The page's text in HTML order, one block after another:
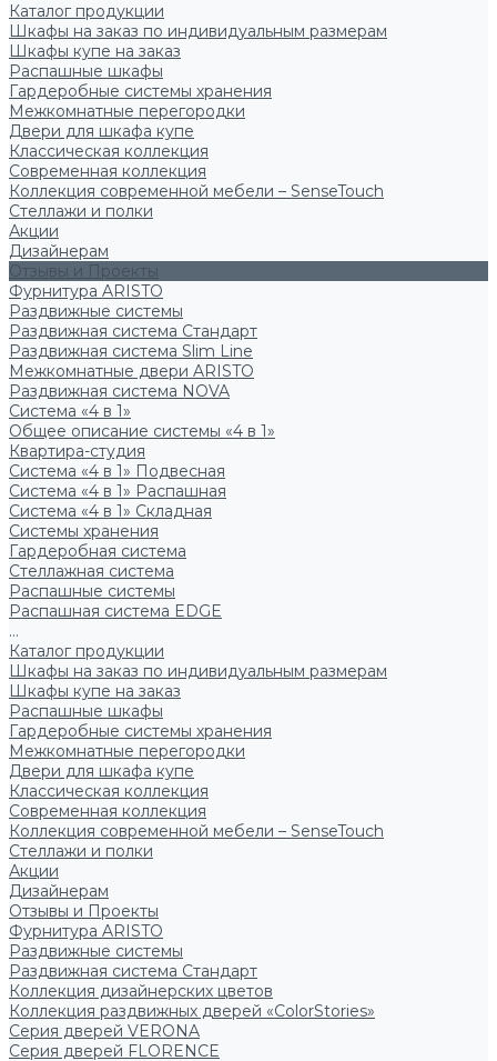
Каталог продукции
Шкафы на заказ по индивидуальным размерам
Шкафы купе на заказ
Распашные шкафы
Гардеробные системы хранения
Межкомнатные перегородки
Двери для шкафа купе
Классическая коллекция
Современная коллекция
Коллекция современной мебели – SenseTouch
Стеллажи и полки
Акции
Дизайнерам
Отзывы и Проекты
Фурнитура ARISTO
Раздвижные системы
Раздвижная система Стандарт
Раздвижная система Slim Line
Межкомнатные двери ARISTO
Раздвижная система NOVA
Система «4 в 1»
Общее описание системы «4 в 1»
Квартира-студия
Система «4 в 1» Подвесная
Система «4 в 1» Распашная
Система «4 в 1» Складная
Системы хранения
Гардеробная система
Стеллажная система
Распашные системы
Распашная система EDGE
...
Каталог продукции
Шкафы на заказ по индивидуальным размерам
Шкафы купе на заказ
Распашные шкафы
Гардеробные системы хранения
Межкомнатные перегородки
Двери для шкафа купе
Классическая коллекция
Современная коллекция
Коллекция современной мебели – SenseTouch
Стеллажи и полки
Акции
Дизайнерам
Отзывы и Проекты
Фурнитура ARISTO
Раздвижные системы
Раздвижная система Стандарт
Коллекция дизайнерских цветов
Коллекция раздвижных дверей «ColorStories»
Серия дверей VERONA
Серия дверей FLORENCE